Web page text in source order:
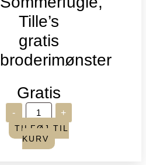
Tille’s
gratis
broderimønster
Gratis
-
Verdens
broderidag
2026
-
Sommerfugle,
+
TILFØJ TIL
KURV